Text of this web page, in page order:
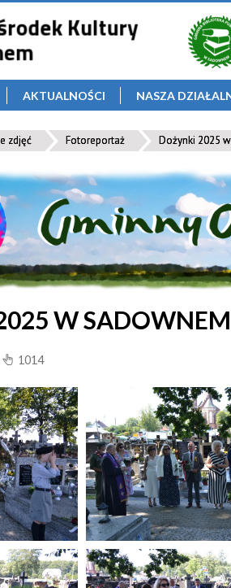
AKTUALNOŚCI NASZA
zdjęć Fotoreportaż Dożynki 2025
W SADOWNEM
1014